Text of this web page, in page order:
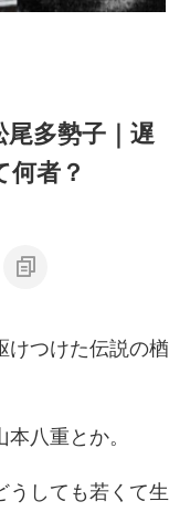
多勢子｜遅
何者？
けつけた伝説の楢
八重とか。
うしても若くて生